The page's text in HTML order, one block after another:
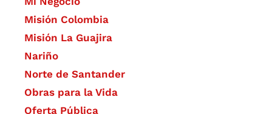
Misión Colombia
Misión La Guajira
Nariño
Norte de Santander
Obras para la Vida
Oferta Pública